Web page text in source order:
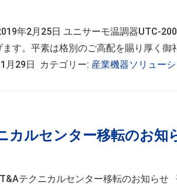
年2月25日 ユニサーモ温調器UTC-
ます。平素は格別のご高配を賜り厚く
月29日 カテゴリー: 産業機器ソリュー
カルセンター移転のお知
テクニカルセンター移転のお知ら